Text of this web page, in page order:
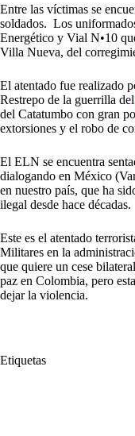
Entre las víctimas se
soldados. Los
Energético y Vial N•10
Villa Nueva, del
El atentado fue realizado
Restrepo de la guerrilla del
del Catatumbo con gran
extorsiones y el robo de
El ELN se encuentra
dialogando en México
en nuestro país, que ha
ilegal desde hace décadas.
Este es el atentado
Militares en la
que quiere un cese
paz en Colombia, pero
dejar la violencia.
Etiquetas